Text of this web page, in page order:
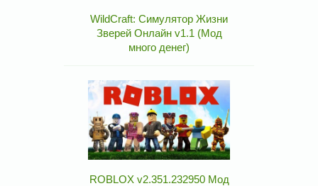
WildCraft: Симулятор Жизни
Зверей Онлайн v1.1 (Мод
много денег)
ROBLOX v2.351.232950 Мод